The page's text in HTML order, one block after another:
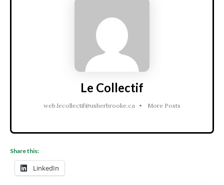
Le Collectif
web.lecollectif@usherbrooke.ca • More Posts
Share this:
LinkedIn